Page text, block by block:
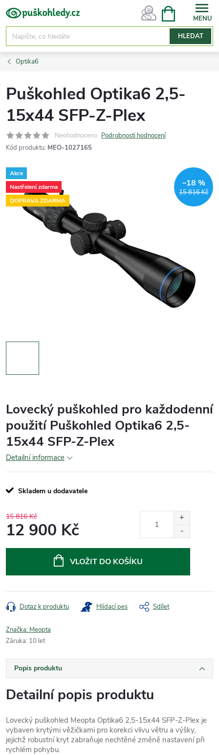
Přejít
na
obsah
HLEDAT
NÁKUPNÍ
Optika6
Puškohled Optika6 2,5-
15x44 SFP-Z-Plex
Neohodnoceno Podrobnosti hodnocení
Kód produktu: MEO-1027165
Akce
Nastřelení zdarma
DOPRAVA ZDARMA
15 816 Kč
–18 %
Lovecký puškohled pro každodenní
použití Puškohled Optika6 2,5-
15x44 SFP-Z-Plex
Detailní informace
Skladem u dodavatele
15 816 Kč
12 900 Kč
VLOŽIT DO KOŠÍKU
Dotaz k produktu Hlídací pes Sdílet
Značka: Meopta
Záruka: 10 let
Popis produktu
Detailní popis produktu
Lovecký puškohled Meopta Optika6 2,5-15x44 SFP-Z-Plex je
vybaven krytými věžičkami pro korekci vlivu větru a výšky,
jejichž robustní kryt zabraňuje nechtěné změně nastavení při
rychlém pohybu.